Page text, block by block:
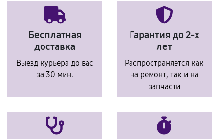
Бесплатная
доставка
Выезд курьера до вас
за 30 мин.
Гарантия до 2-х
лет
Распространяется как
на ремонт, так и на
запчасти